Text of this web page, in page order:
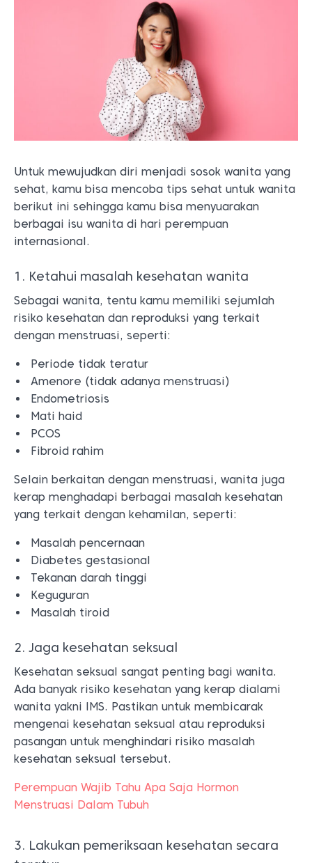
Untuk mewujudkan diri menjadi sosok wanita yang
sehat, kamu bisa mencoba tips sehat untuk wanita
berikut ini sehingga kamu bisa menyuarakan
berbagai isu wanita di hari perempuan
internasional.
1. Ketahui masalah kesehatan wanita
Sebagai wanita, tentu kamu memiliki sejumlah
risiko kesehatan dan reproduksi yang terkait
dengan menstruasi, seperti:
Periode tidak teratur
Amenore (tidak adanya menstruasi)
Endometriosis
Mati haid
PCOS
Fibroid rahim
Selain berkaitan dengan menstruasi, wanita juga
kerap menghadapi berbagai masalah kesehatan
yang terkait dengan kehamilan, seperti:
Masalah pencernaan
Diabetes gestasional
Tekanan darah tinggi
Keguguran
Masalah tiroid
2. Jaga kesehatan seksual
Kesehatan seksual sangat penting bagi wanita.
Ada banyak risiko kesehatan yang kerap dialami
wanita yakni IMS. Pastikan untuk membicarak
mengenai kesehatan seksual atau reproduksi
pasangan untuk menghindari risiko masalah
kesehatan seksual tersebut.
Perempuan Wajib Tahu Apa Saja Hormon
Menstruasi Dalam Tubuh
3. Lakukan pemeriksaan kesehatan secara